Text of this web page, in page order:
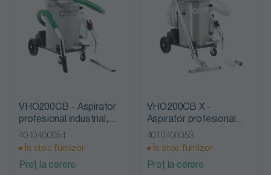
VHO200CB - Aspirator
profesional industrial,
Nilfisk Advance
4010400054
În stoc furnizor
Preț la cerere
VHO200CB X -
Aspirator profesional
industrial, Nilfisk
Advance
4010400053
În stoc furnizor
Preț la cerere